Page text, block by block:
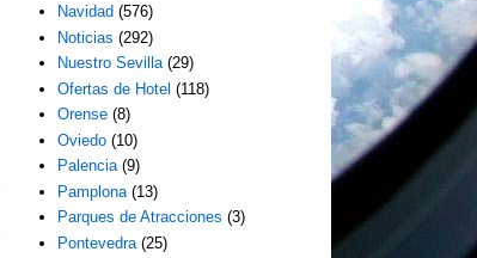
Navidad (576)
Noticias (292)
Nuestro Sevilla (29)
Ofertas de Hotel (118)
Orense (8)
Oviedo (10)
Palencia (9)
Pamplona (13)
Parques de Atracciones (3)
Pontevedra (25)